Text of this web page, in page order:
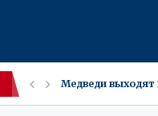
Тува сотрясает
Пелагея
Россия
Кибератаки на
В Фарнборо
Конкурс для
Техас лишился
Китайские